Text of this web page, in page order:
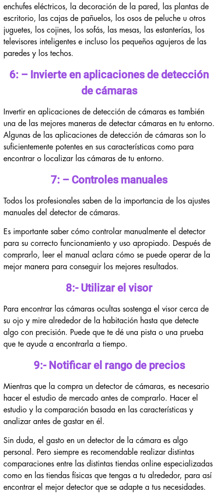
enchufes eléctricos, la decoración de la pared, las plantas de
escritorio, las cajas de pañuelos, los osos de peluche u otros
juguetes, los cojines, los sofás, las mesas, las estanterías, los
televisores inteligentes e incluso los pequeños agujeros de las
paredes y los techos.
6: – Invierte en aplicaciones de detección
de cámaras
Invertir en aplicaciones de detección de cámaras es también
una de las mejores maneras de detectar cámaras en tu entorno.
Algunas de las aplicaciones de detección de cámaras son lo
suficientemente potentes en sus características como para
encontrar o localizar las cámaras de tu entorno.
7: – Controles manuales
Todos los profesionales saben de la importancia de los ajustes
manuales del detector de cámaras.
Es importante saber cómo controlar manualmente el detector
para su correcto funcionamiento y uso apropiado. Después de
comprarlo, leer el manual aclara cómo se puede operar de la
mejor manera para conseguir los mejores resultados.
8:- Utilizar el visor
Para encontrar las cámaras ocultas sostenga el visor cerca de
su ojo y mire alrededor de la habitación hasta que detecte
algo con precisión. Puede que te dé una pista o una prueba
que te ayude a encontrarla a tiempo.
9:- Notificar el rango de precios
Mientras que la compra un detector de cámaras, es necesario
hacer el estudio de mercado antes de comprarlo. Hacer el
estudio y la comparación basada en las características y
analizar antes de gastar en él.
Sin duda, el gasto en un detector de la cámara es algo
personal. Pero siempre es recomendable realizar distintas
comparaciones entre las distintas tiendas online especializadas
como en las tiendas físicas que tengas a tu alrededor, para así
encontrar el mejor detector que se adapte a tus necesidades.